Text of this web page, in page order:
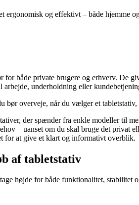
ergonomisk og effektivt – både hjemme
både private brugere og erhverv. De
underholdning eller
bør overveje, når du vælger et
der spænder fra enkle modeller til
– uanset om du skal bruge det
for at give et klart og informativt overblik.
af tabletstativ
højde for både funktionalitet, stabilitet